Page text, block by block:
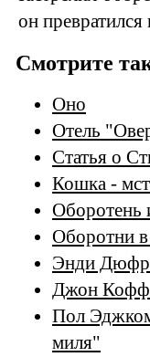
он
Смотрите
Оно
Отель
Статья о
Кошка -
Оборотень
Оборотни
Энди
Джон
Пол
миля"